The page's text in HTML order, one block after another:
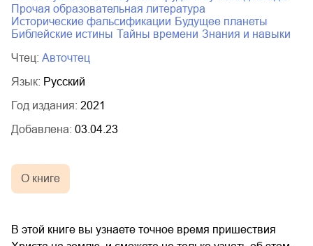
прочая образовательная литература
исторические фальсификации
будущее планеты
библейские истины
тайны времени
знания и навыки
Чтец:
Авточтец
Язык: Русский
Год издания: 2021
Добавлена: 03.04.23
О книге
В этой книге вы узнаете точное время пришествия